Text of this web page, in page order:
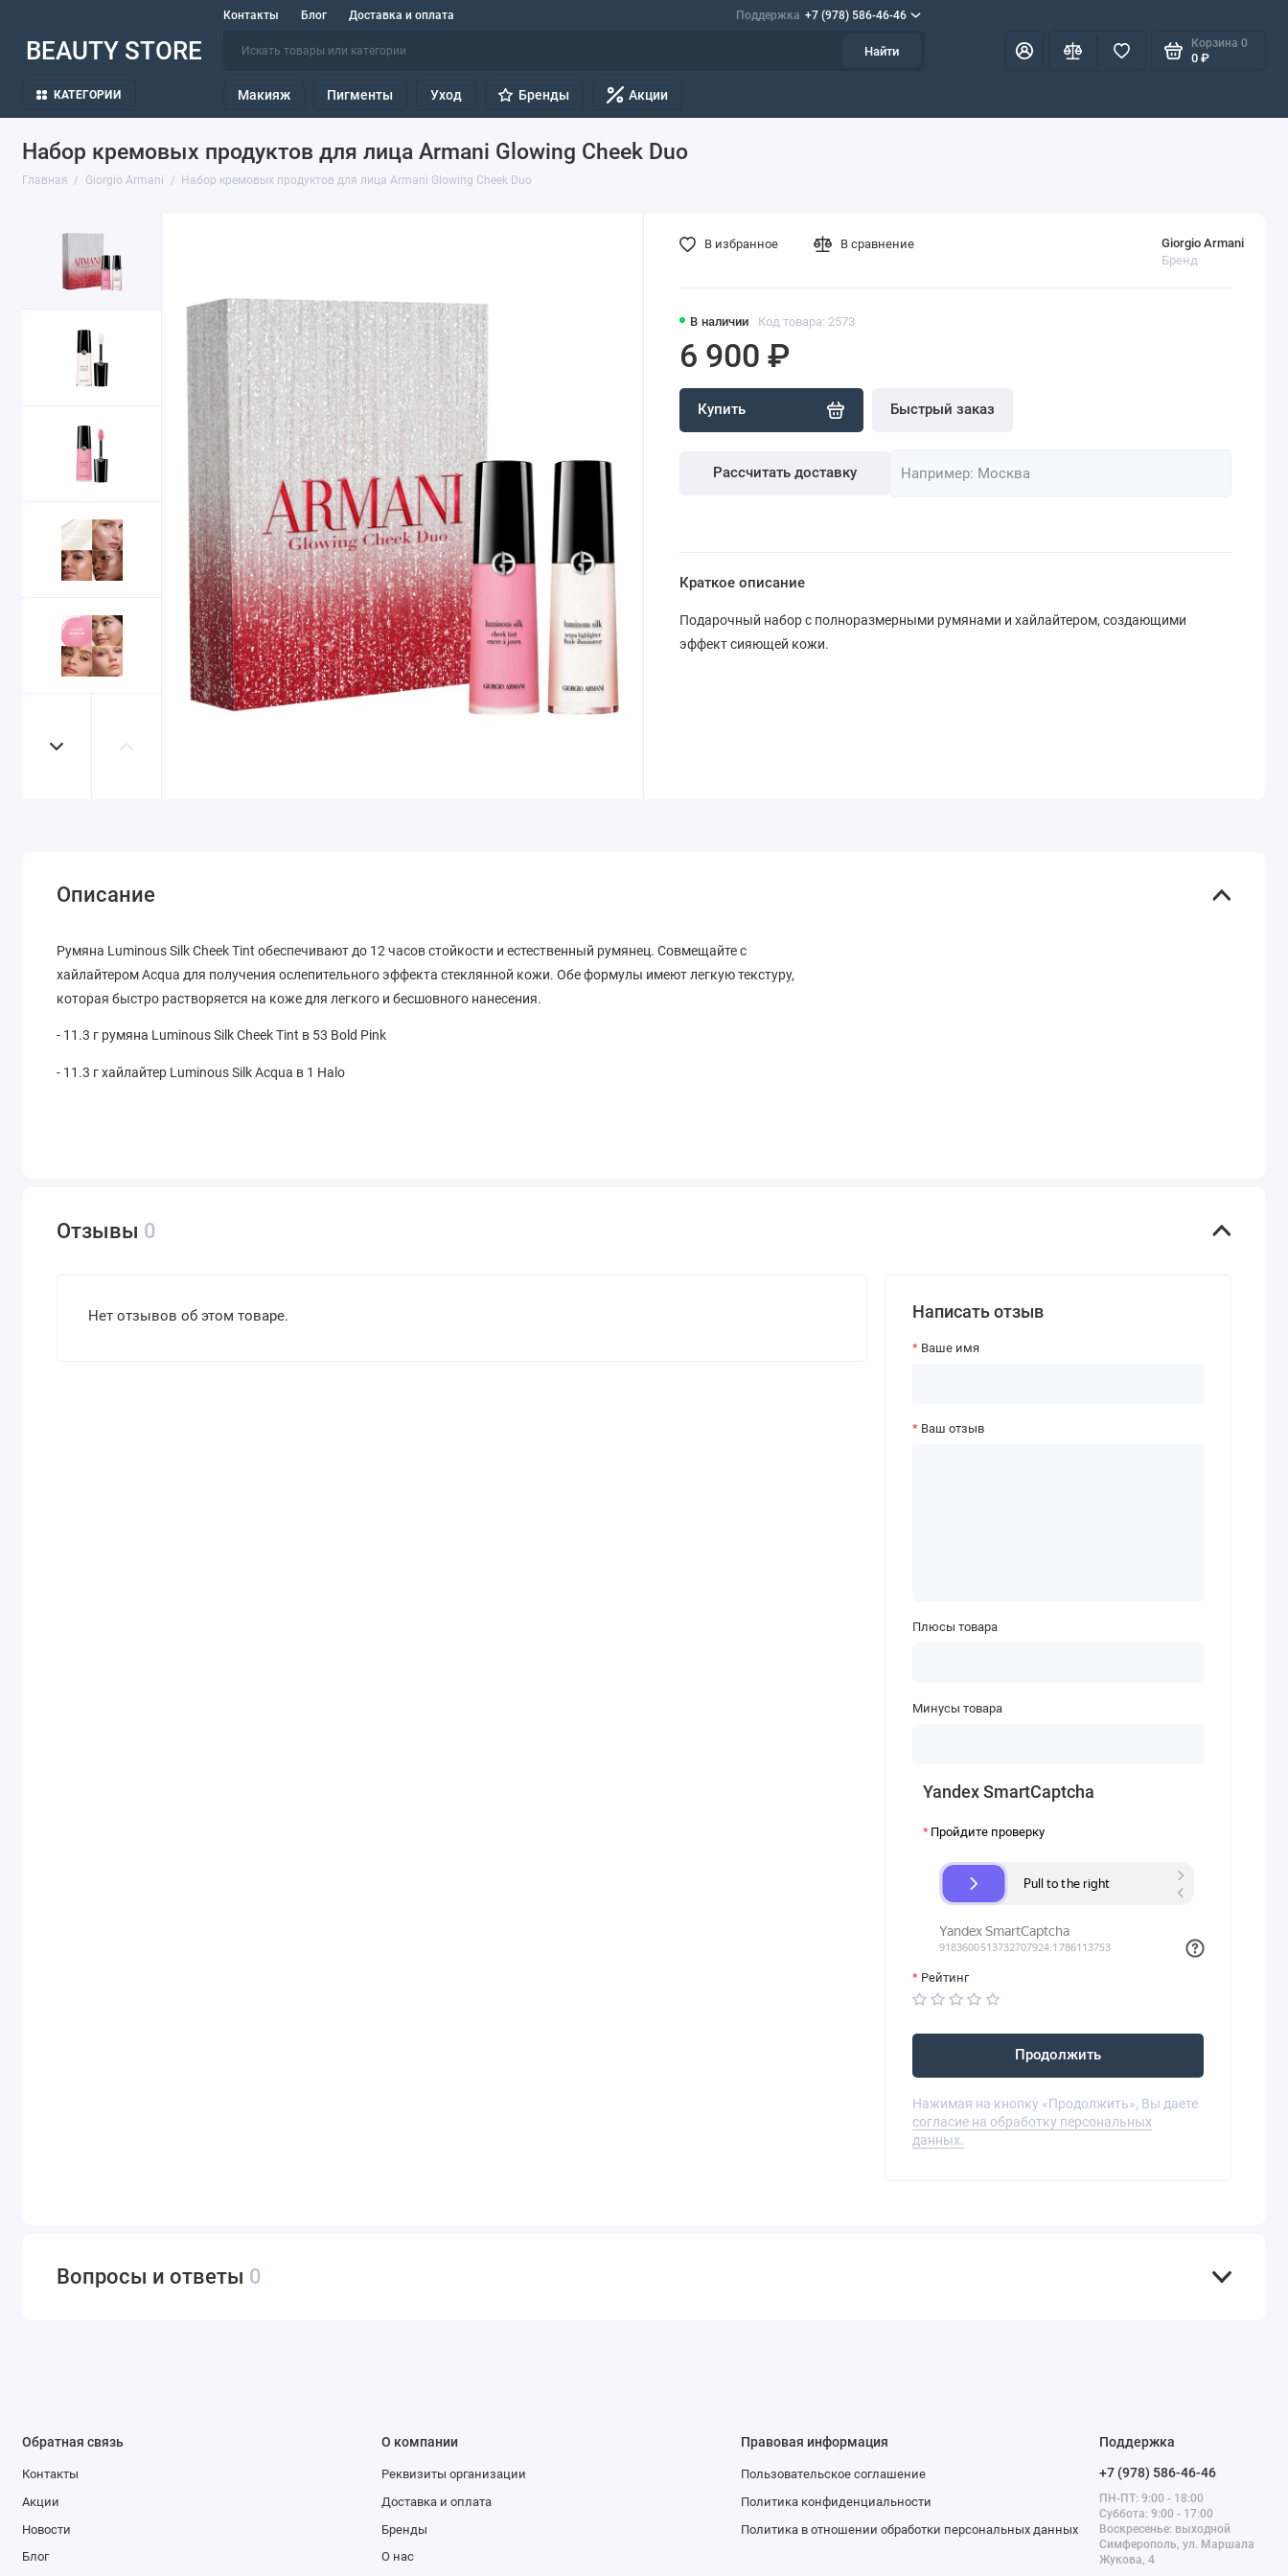
Контакты Блог Доставка и оплата Поддержка +7 (978) 586-46-46
BEAUTY STORE Найти
Корзина 0
0 ₽
КАТЕГОРИИ Макияж Пигменты Уход Бренды Акции
Набор кремовых продуктов для лица Armani Glowing Cheek Duo
Главная Giorgio Armani Набор кремовых продуктов для лица Armani Glowing Cheek Duo
В наличии Код товара: 2573
Giorgio Armani
Бренд
6 900 ₽
Купить Быстрый заказ
Рассчитать доставку
В избранное В сравнение
Краткое описание
Подарочный набор с полноразмерными румянами и хайлайтером, создающими
эффект сияющей кожи.
Описание
Румяна Luminous Silk Cheek Tint обеспечивают до 12 часов стойкости и естественный румянец. Совмещайте с
хайлайтером Acqua для получения ослепительного эффекта стеклянной кожи. Обе формулы имеют легкую текстуру,
которая быстро растворяется на коже для легкого и бесшовного нанесения.
- 11.3 г румяна Luminous Silk Cheek Tint в 53 Bold Pink
- 11.3 г хайлайтер Luminous Silk Acqua в 1 Halo
Отзывы 0
Нет отзывов об этом товаре. Написать отзыв
Ваше имя
Ваш отзыв
Плюсы товара
Минусы товара
Yandex SmartCaptcha
Пройдите проверку
Рейтинг
Продолжить
Нажимая на кнопку «Продолжить», Вы даете
согласие на обработку персональных
данных.
Вопросы и ответы 0
Обратная связь
Контакты
Акции
Новости
Блог
О компании
Реквизиты организации
Доставка и оплата
Бренды
О нас
Правовая информация
Пользовательское соглашение
Политика конфиденциальности
Политика в отношении обработки персональных данных
Поддержка
+7 (978) 586-46-46
ПН-ПТ: 9:00 - 18:00
Суббота: 9:00 - 17:00
Воскресенье: выходной
Симферополь, ул. Маршала
Жукова, 4